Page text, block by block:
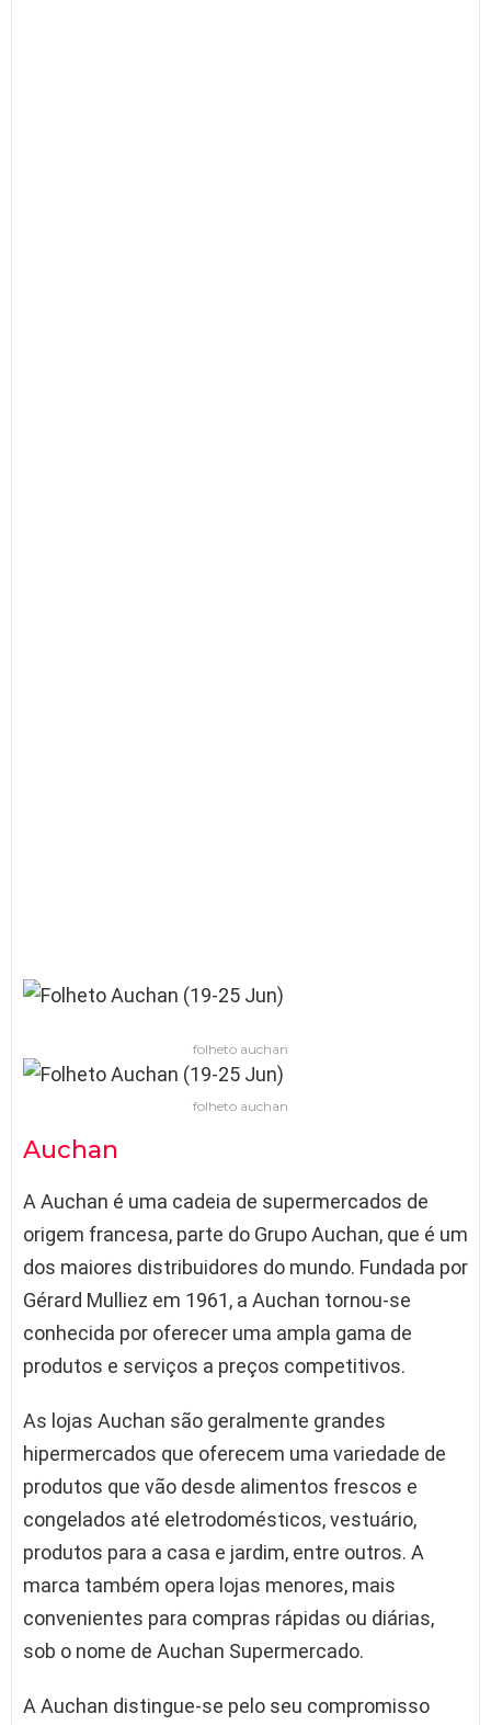
folheto auchan
folheto auchan
Auchan
A Auchan é uma cadeia de supermercados de
origem francesa, parte do Grupo Auchan, que é um
dos maiores distribuidores do mundo. Fundada por
Gérard Mulliez em 1961, a Auchan tornou-se
conhecida por oferecer uma ampla gama de
produtos e serviços a preços competitivos.
As lojas Auchan são geralmente grandes
hipermercados que oferecem uma variedade de
produtos que vão desde alimentos frescos e
congelados até eletrodomésticos, vestuário,
produtos para a casa e jardim, entre outros. A
marca também opera lojas menores, mais
convenientes para compras rápidas ou diárias,
sob o nome de Auchan Supermercado.
A Auchan distingue-se pelo seu compromisso